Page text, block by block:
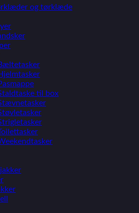
og tørklæde
til box